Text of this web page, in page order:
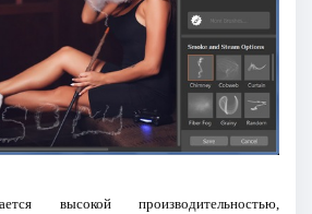
высокой производительностью,